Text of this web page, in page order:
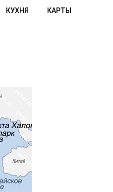
КУХНЯ КАРТЫ